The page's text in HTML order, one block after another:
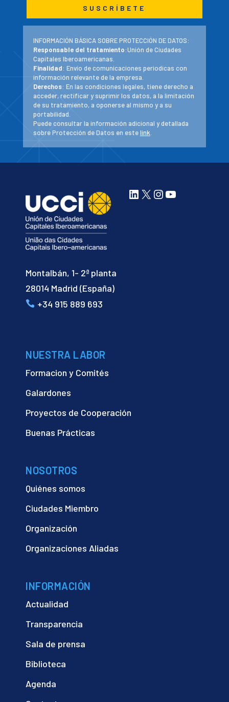
INFORMACIÓN BÁSICA SOBRE PROTECCIÓN DE DATOS:
Responsable del tratamiento:Unión de Ciudades
Capitales Iberoamericanas.
Finalidad: Envío de comunicaciones periodicas con
información relevante de la empresa.
Derechos: En las condiciones legales, tiene derecho a
acceder, rectificar y suprimir los datos, a la limitación
de su tratamiento, a oponerse al mismo y a su
portabilidad.
Puede consultar la información adicional y detallada
sobre Protección de Datos en estelink
Montalbán, 1- 2ª planta
28014 Madrid (España)
+34 915 889 693
LinkedIn
X Instagram
YouTube
NUESTRA LABOR
Formacion y Comités
Galardones
Proyectos de Cooperación
Buenas Prácticas
NOSOTROS
Quiénes somos
Ciudades Miembro
Organización
Organizaciones Aliadas
INFORMACIÓN
Actualidad
Transparencia
Sala de prensa
Biblioteca
Agenda